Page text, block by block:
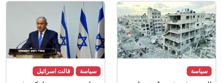
سياسة سياسة قالت اسرائيل